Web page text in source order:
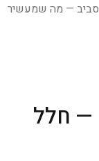
— מה שמעשיר
— חלל